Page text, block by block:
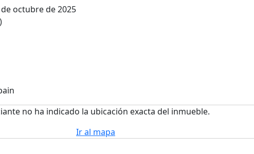
octubre de 2025
no ha indicado la ubicación exacta del inmueble.
Ir al mapa